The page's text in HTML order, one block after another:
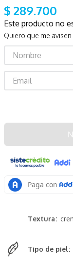
$ 289.700
Este producto no
Quiero que me
Tipo de piel
Textura